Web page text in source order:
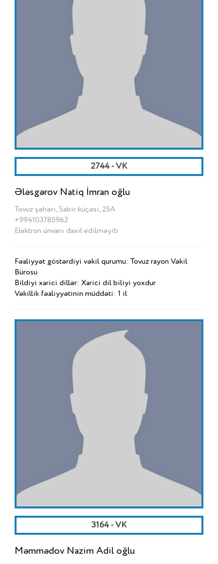
2744 - VK
Ələsgərov Natiq İmran oğlu
Tovuz şəhəri, Sabir küçəsi, 25A
+994103785962
Elektron ünvanı daxil edilməyib
Fəaliyyət göstərdiyi vəkil qurumu: Tovuz rayon Vəkil
Bürosu
Bildiyi xarici dillər: Xarici dil biliyi yoxdur
Vəkillik fəaliyyətinin müddəti: 1 il
3164 - VK
Məmmədov Nazim Adil oğlu